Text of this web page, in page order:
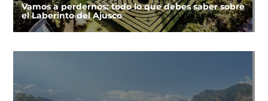
Vamos a perdernos: todo lo que debes saber sobre
el Laberinto del Ajusco